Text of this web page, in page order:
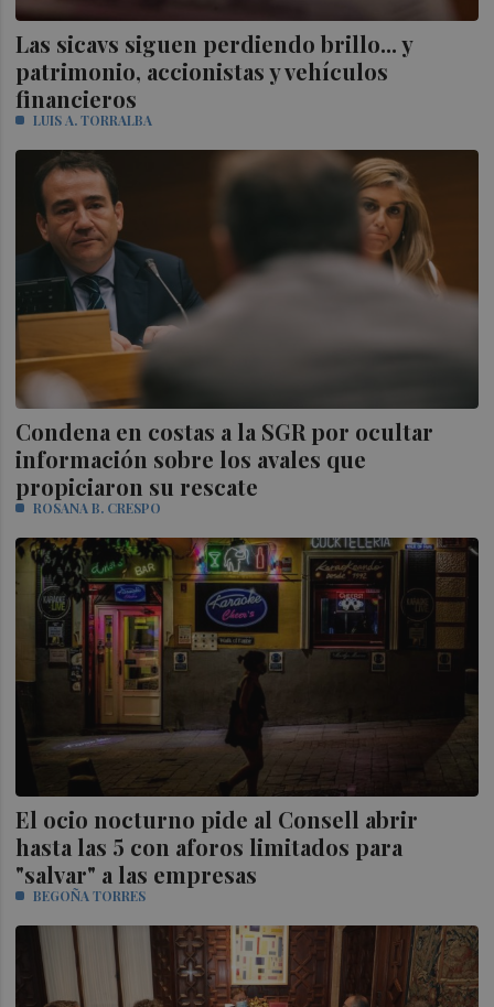
Las sicavs siguen perdiendo brillo... y
patrimonio, accionistas y vehículos
financieros
LUIS A. TORRALBA
Condena en costas a la SGR por ocultar
información sobre los avales que
propiciaron su rescate
ROSANA B. CRESPO
El ocio nocturno pide al Consell abrir
hasta las 5 con aforos limitados para
"salvar" a las empresas
BEGOÑA TORRES